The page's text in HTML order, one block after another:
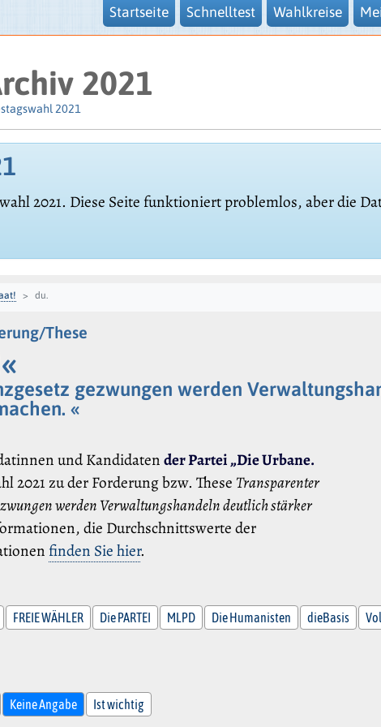
Startseite Schnelltest Wahlkreise
2021
2021
2021. Diese Seite funktioniert problemlos, aber die
du.
These
gezwungen werden
«
und Kandidatender Partei „Die Urbane.
2021 zu der Forderung bzw. TheseTransparenter
werden Verwaltungshandeln deutlich stärker
die Durchschnittswerte der
finden Sie hier.
FREIE WÄHLER Die PARTEI MLPD Die Humanisten dieBasis
Keine Angabe Ist wichtig